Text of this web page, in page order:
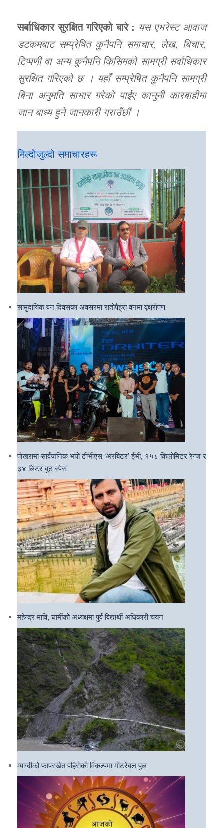
सर्बाधिकार सुरक्षित गरिएको बारे : यस एभरेस्ट आवाज
डटकमबाट सम्प्रेषित कुनैपनि समाचार, लेख, बिचार,
टिप्पणी वा अन्य कुनैपनि किसिमको सामग्री सर्वाधिकार
सुरक्षित गरिएको छ । यहाँ सम्प्रेषित कुनैपनि सामग्री
बिना अनुमति साभार गरेको पाईए कानुनी कारबाहीमा
जान बाध्य हुने जानकारी गराउँछौं ।
मिल्दोजुल्दो समाचारहरू
सामुदायिक वन दिवसका अवसरमा रातोपैह्रा वनमा वृक्षरोपण
पोखरामा सार्वजनिक भयो टीभीएस ‘अरबिटर’ ईभी, १५८ किलोमिटर रेन्ज र
३४ लिटर बुट स्पेस
महेन्द्र मावि, घार्मीको अध्यक्षमा पुर्व विद्यार्थी अधिकारी चयन
म्याग्दीको फापरखेत पहिरोको विकल्पमा मोटरेबल पुल